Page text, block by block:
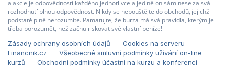
a akcie je odpovědností každého jednotlivce a jedině on sám nese za svá
rozhodnutí plnou odpovědnost. Nikdy se nepouštějte do obchodů, jejichž
podstatě plně nerozumíte. Pamatujte, že burza má svá pravidla, kterým je
třeba porozumět, než začnu riskovat své vlastní peníze!
Zásady ochrany osobních údajů
Cookies na serveru
Financnik.cz
Všeobecné smluvní podmínky užívání on-line
kurzů
Obchodní podmínky účastni na kurzu a konferenci